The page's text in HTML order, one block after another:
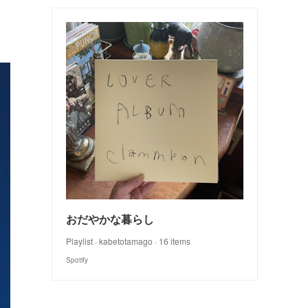
おだやかな暮らし
Playlist · kabetotamago · 16 items
Spotify